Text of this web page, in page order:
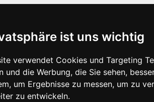
ist uns wichtig
verwendet Cookies und Targeting
und die Werbung, die Sie sehen,
um Ergebnisse zu messen, um zu
zu entwickeln.